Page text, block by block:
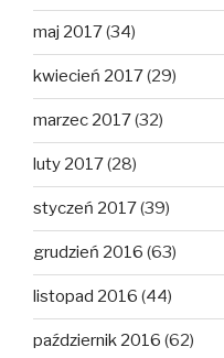
maj 2017(34)
kwiecień 2017(29)
marzec 2017(32)
luty 2017(28)
styczeń 2017(39)
grudzień 2016 (63)
listopad 2016 (44)
październik 2016 (62)